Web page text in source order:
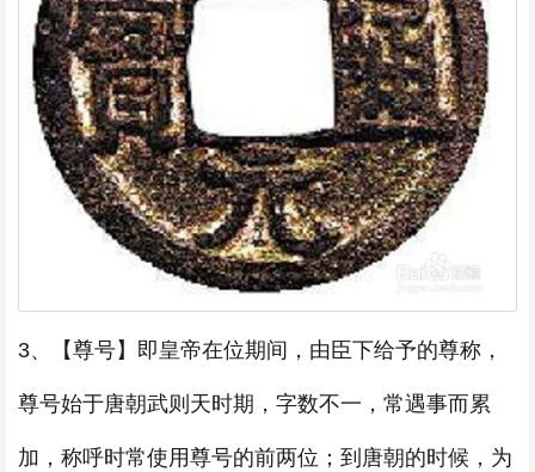
3、【尊号】即皇帝在位期间，由臣下给予的尊称，
尊号始于唐朝武则天时期，字数不一，常遇事而累
加，称呼时常使用尊号的前两位；到唐朝的时候，为